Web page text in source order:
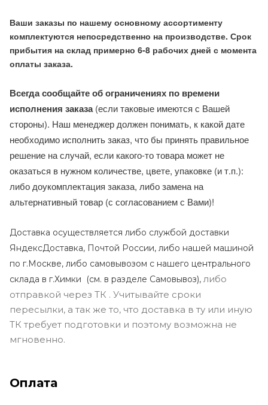
Ваши заказы по нашему основному ассортименту
комплектуются непосредственно на производстве. Срок
прибытия на склад примерно 6-8 рабочих дней с момента
оплаты заказа.
Всегда сообщайте об ограничениях по времени
исполнения заказа(если таковые имеются с Вашей
стороны). Наш менеджер должен понимать, к какой дате
необходимо исполнить заказ, что бы принять правильное
решение на случай, если какого-то товара может не
оказаться в нужном количестве, цвете, упаковке (и т.п.):
либо доукомплектация заказа, либо замена на
альтернативный товар (с согласованием с Вами)!
Доставка осуществляется либо службой доставки
ЯндексДоставка, Почтой России, либо нашей машиной
по г.Москве, либо самовывозом с нашего центрального
склада в г.Химки (см. в разделе Самовывоз), либо
отправкой через ТК . Учитывайте сроки
пересылки, а так же то, что доставка в ту или иную
ТК требует подготовки и поэтому возможна не
мгновенно.
Оплата